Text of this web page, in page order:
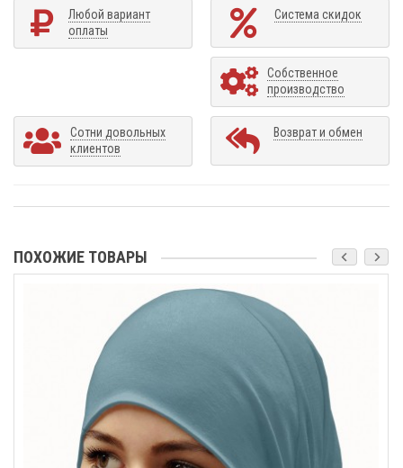
Любой вариант
оплаты
Система скидок
Собственное
производство
Сотни довольных
клиентов
Возврат и обмен
ПОХОЖИЕ ТОВАРЫ